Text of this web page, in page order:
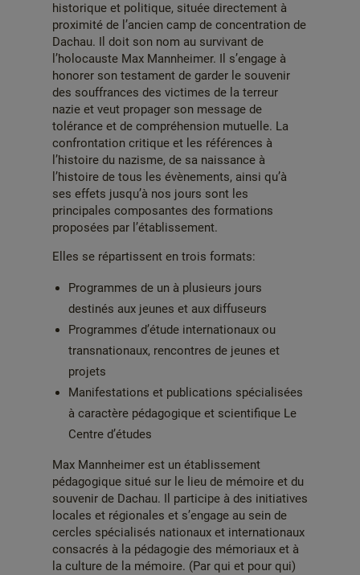
historique et politique, située directement à
proximité de l’ancien camp de concentration de
Dachau. Il doit son nom au survivant de
l’holocauste Max Mannheimer. Il s’engage à
honorer son testament de garder le souvenir
des souffrances des victimes de la terreur
nazie et veut propager son message de
tolérance et de compréhension mutuelle. La
confrontation critique et les références à
l’histoire du nazisme, de sa naissance à
l’histoire de tous les évènements, ainsi qu’à
ses effets jusqu’à nos jours sont les
principales composantes des formations
proposées par l’établissement.
Elles se répartissent en trois formats:
Programmes de un à plusieurs jours
destinés aux jeunes et aux diffuseurs
Programmes d’étude internationaux ou
transnationaux, rencontres de jeunes et
projets
Manifestations et publications spécialisées
à caractère pédagogique et scientifique Le
Centre d’études
Max Mannheimer est un établissement
pédagogique situé sur le lieu de mémoire et du
souvenir de Dachau. Il participe à des initiatives
locales et régionales et s’engage au sein de
cercles spécialisés nationaux et internationaux
consacrés à la pédagogie des mémoriaux et à
la culture de la mémoire. (Par qui et pour qui)